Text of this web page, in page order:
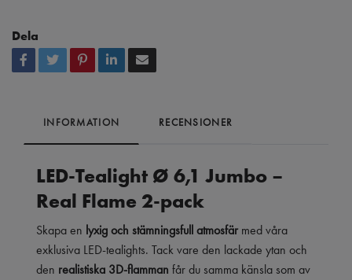
Dela
INFORMATION RECENSIONER
LED-Tealight Ø 6,1 Jumbo –
Real Flame 2-pack
Skapa en lyxig och stämningsfull atmosfär med våra
exklusiva LED-tealights. Tack vare den lackade ytan och
den realistiska 3D-flamman får du samma känsla som av